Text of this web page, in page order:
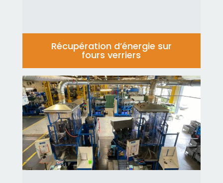
Récupération d’énergie sur
fours verriers